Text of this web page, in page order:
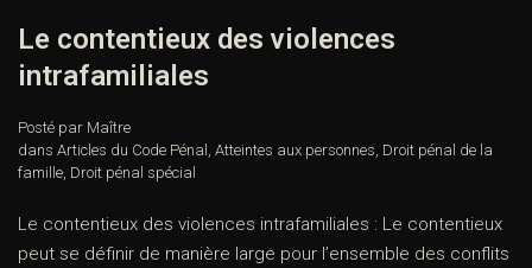
Le contentieux des violences
intrafamiliales
Posté par Maître
dans Articles du Code Pénal , Atteintes aux personnes, Droit pénal de la
famille, Droit pénal spécial
Le contentieux des violences intrafamiliales : Le contentieux
peut se définir de manière large pour l’ensemble des conflits